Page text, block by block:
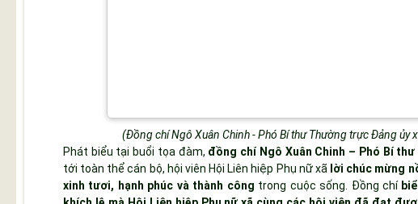
(Đồng chí Ngô Xuân Chinh - Phó Bí thư Thường trực Đảng ủy
Phát biểu tại buổi tọa đàm, đồng chí Ngô Xuân Chinh – Phó Bí
tới toàn thể cán bộ, hội viên Hội Liên hiệp Phụ nữ xã lời chúc mừng
xinh tươi, hạnh phúc và thành công trong cuộc sống. Đồng chí